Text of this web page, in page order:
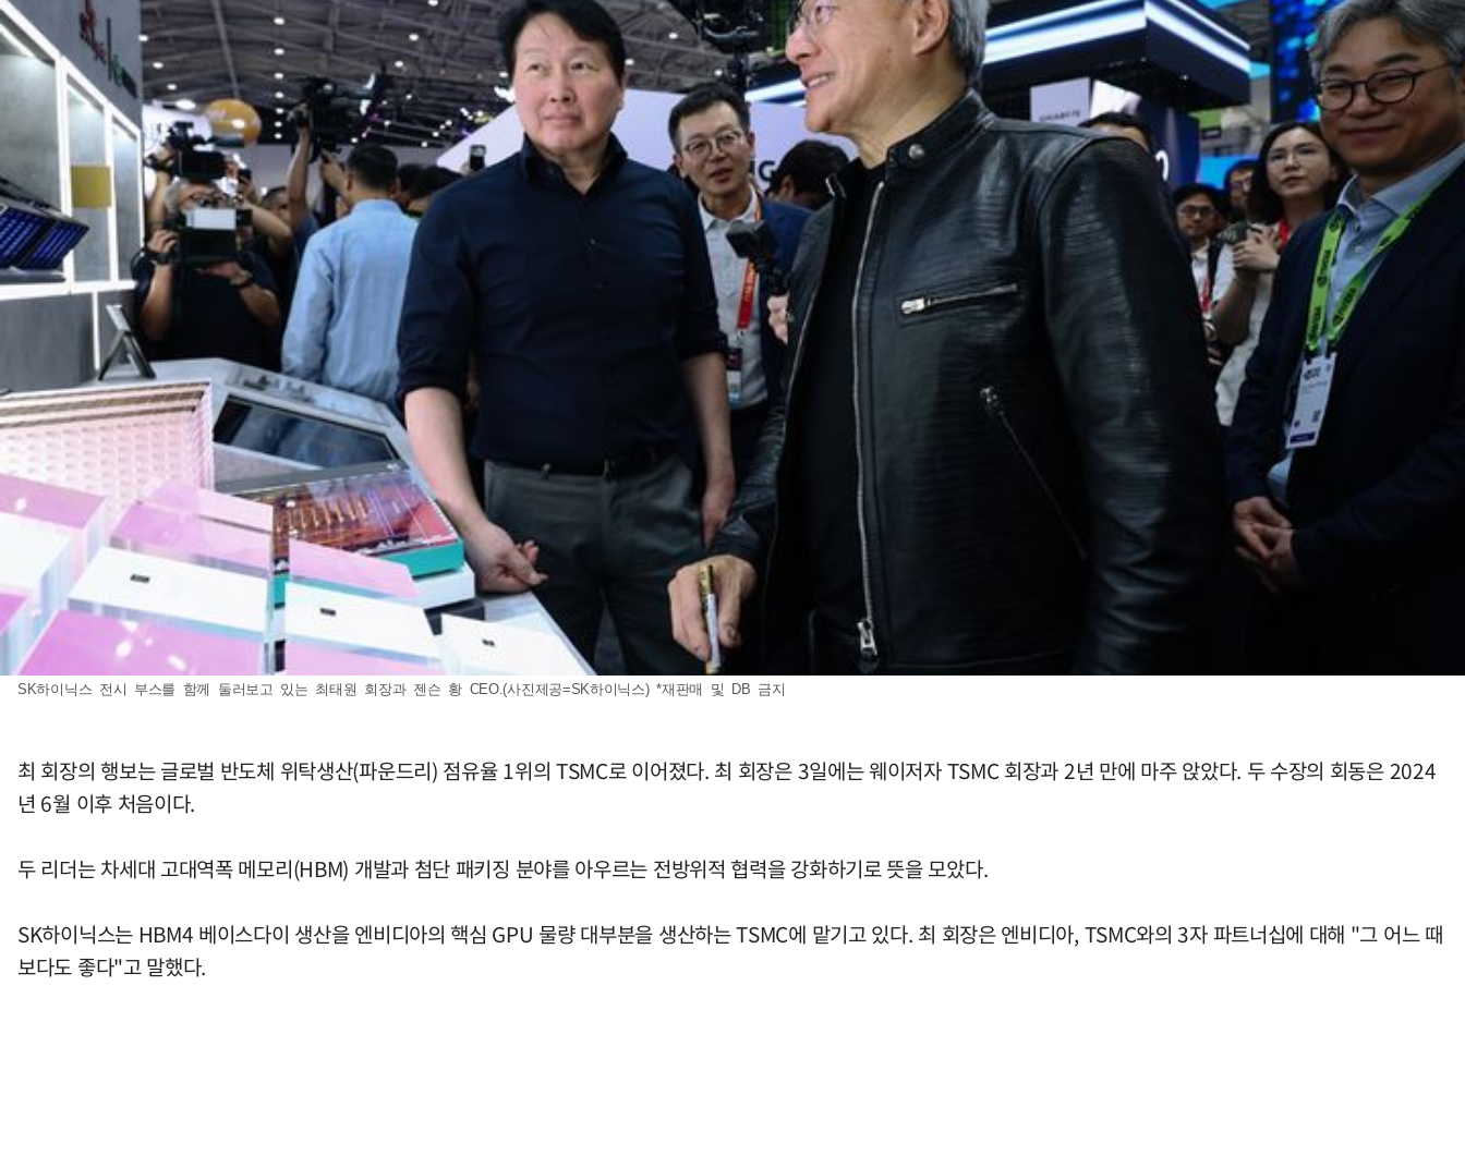
SK하이닉스 전시 부스를 함께 둘러보고 있는 최태원 회장과 젠슨 황 CEO.(사진제공=SK하이닉스) *재판매 및 DB 금지
최 회장의 행보는 글로벌 반도체 위탁생산(파운드리) 점유율 1위의 TSMC로 이어졌다. 최 회장은 3일에는 웨이저자 TSMC 회장과 2년 만에 마주 앉았다. 두 수장의 회동은 2024
년 6월 이후 처음이다.
두 리더는 차세대 고대역폭 메모리(HBM) 개발과 첨단 패키징 분야를 아우르는 전방위적 협력을 강화하기로 뜻을 모았다.
SK하이닉스는 HBM4 베이스다이 생산을 엔비디아의 핵심 GPU 물량 대부분을 생산하는 TSMC에 맡기고 있다. 최 회장은 엔비디아, TSMC와의 3자 파트너십에 대해 "그 어느 때
보다도 좋다"고 말했다.